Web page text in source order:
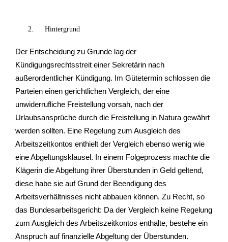
Hintergrund
Der Entscheidung zu Grunde lag der
Kündigungsrechtsstreit einer Sekretärin nach
außerordentlicher Kündigung. Im Gütetermin schlossen die
Parteien einen gerichtlichen Vergleich, der eine
unwiderrufliche Freistellung vorsah, nach der
Urlaubsansprüche durch die Freistellung in Natura gewährt
werden sollten. Eine Regelung zum Ausgleich des
Arbeitszeitkontos enthielt der Vergleich ebenso wenig wie
eine Abgeltungsklausel. In einem Folgeprozess machte die
Klägerin die Abgeltung ihrer Überstunden in Geld geltend,
diese habe sie auf Grund der Beendigung des
Arbeitsverhältnisses nicht abbauen können. Zu Recht, so
das Bundesarbeitsgericht: Da der Vergleich keine Regelung
zum Ausgleich des Arbeitszeitkontos enthalte, bestehe ein
Anspruch auf finanzielle Abgeltung der Überstunden.